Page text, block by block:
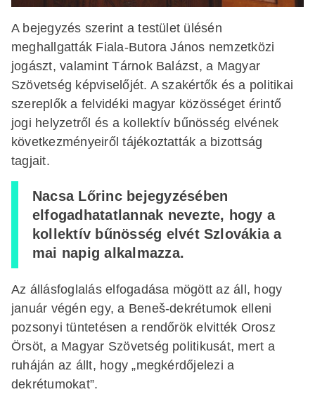
A bejegyzés szerint a testület ülésén
meghallgatták Fiala-Butora János nemzetközi
jogászt, valamint Tárnok Balázst, a Magyar
Szövetség képviselőjét. A szakértők és a politikai
szereplők a felvidéki magyar közösséget érintő
jogi helyzetről és a kollektív bűnösség elvének
következményeiről tájékoztatták a bizottság
tagjait.
Nacsa Lőrinc bejegyzésében
elfogadhatatlannak nevezte, hogy a
kollektív bűnösség elvét Szlovákia a
mai napig alkalmazza.
Az állásfoglalás elfogadása mögött az áll, hogy
január végén egy, a Beneš-dekrétumok elleni
pozsonyi tüntetésen a rendőrök elvitték Orosz
Örsöt, a Magyar Szövetség politikusát, mert a
ruháján az állt, hogy „megkérdőjelezi a
dekrétumokat”.